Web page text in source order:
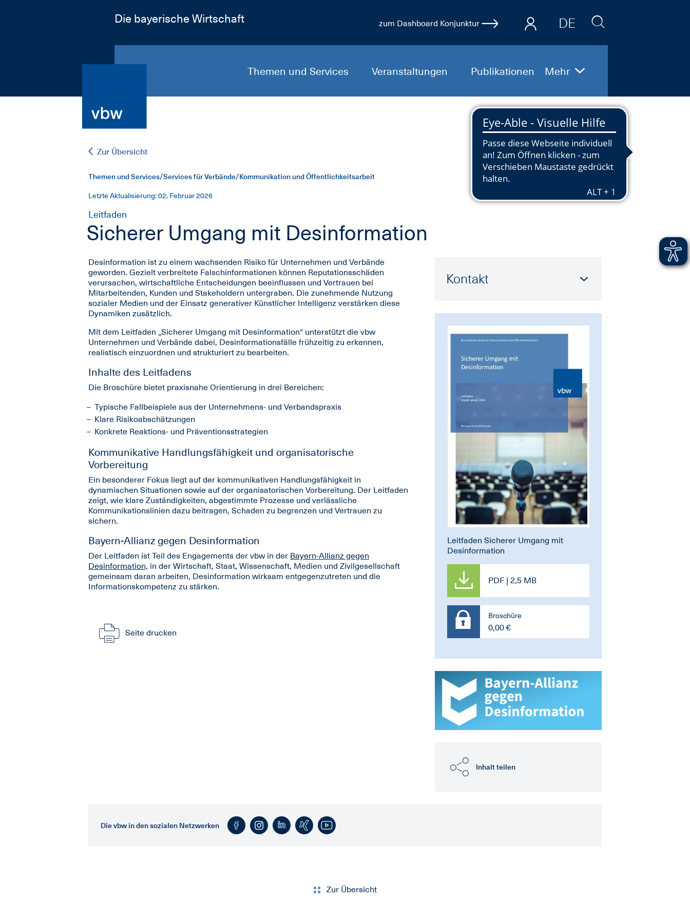
Die bayerische Wirtschaft zum Dashboard Konjunktur
DE
EN
Mehr
Themen und Services Veranstaltungen Publikationen
Zur Übersicht
Themen und Services/Services für Verbände/Kommunikation und Öffentlichkeitsarbeit
Letzte Aktualisierung: 02. Februar 2026
Leitfaden
Sicherer Umgang mit Desinformation
Kontakt
Leitfaden Sicherer Umgang mit
Desinformation
PDF | 2,5 MB
Broschüre
0,00 €
Inhalt teilen
Desinformation ist zu einem wachsenden Risiko für Unternehmen und Verbände
geworden. Gezielt verbreitete Falschinformationen können Reputationsschäden
verursachen, wirtschaftliche Entscheidungen beeinflussen und Vertrauen bei
Mitarbeitenden, Kunden und Stakeholdern untergraben. Die zunehmende Nutzung
sozialer Medien und der Einsatz generativer Künstlicher Intelligenz verstärken diese
Dynamiken zusätzlich.
Mit dem Leitfaden „Sicherer Umgang mit Desinformation“ unterstützt die vbw
Unternehmen und Verbände dabei, Desinformationsfälle frühzeitig zu erkennen,
realistisch einzuordnen und strukturiert zu bearbeiten.
Inhalte des Leitfadens
Die Broschüre bietet praxisnahe Orientierung in drei Bereichen:
Typische Fallbeispiele aus der Unternehmens- und Verbandspraxis
Klare Risikoabschätzungen
Konkrete Reaktions- und Präventionsstrategien
Kommunikative Handlungsfähigkeit und organisatorische
Vorbereitung
Ein besonderer Fokus liegt auf der kommunikativen Handlungsfähigkeit in
dynamischen Situationen sowie auf der organisatorischen Vorbereitung. Der Leitfaden
zeigt, wie klare Zuständigkeiten, abgestimmte Prozesse und verlässliche
Kommunikationslinien dazu beitragen, Schaden zu begrenzen und Vertrauen zu
sichern.
Bayern-Allianz gegen Desinformation
Der Leitfaden ist Teil des Engagements der vbw in der Bayern-Allianz gegen
Desinformation, in der Wirtschaft, Staat, Wissenschaft, Medien und Zivilgesellschaft
gemeinsam daran arbeiten, Desinformation wirksam entgegenzutreten und die
Informationskompetenz zu stärken.
Seite drucken
Die vbw in den sozialen Netzwerken
Zur Übersicht